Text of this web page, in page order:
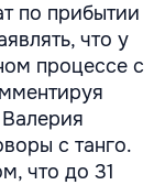
по прибытии
что у
процессе с
с танго.
что до 31